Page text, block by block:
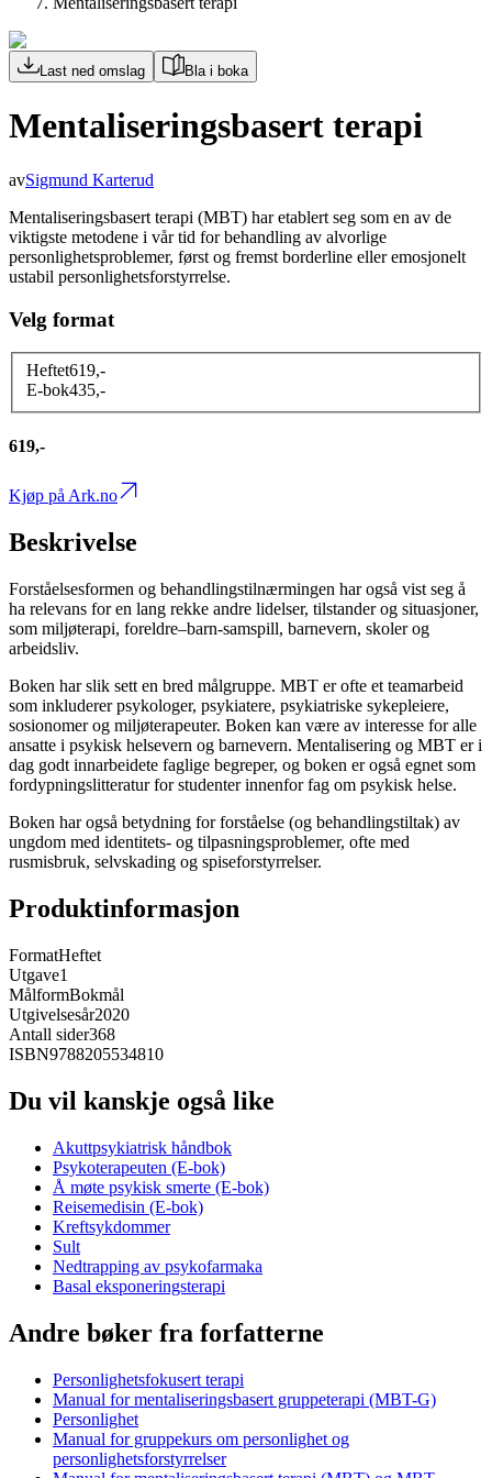
Last ned omslag Bla i boka
Mentaliseringsbasert terapi
avSigmund Karterud
Mentaliseringsbasert terapi (MBT) har etablert seg som en av de
viktigste metodene i vår tid for behandling av alvorlige
personlighetsproblemer, først og fremst borderline eller emosjonelt
ustabil personlighetsforstyrrelse.
Velg format
Heftet619,-
E-bok435,-
619,-
Kjøp på Ark.no
Beskrivelse
Forståelsesformen og behandlingstilnærmingen har også vist seg å
ha relevans for en lang rekke andre lidelser, tilstander og situasjoner,
som miljøterapi, foreldre–barn-samspill, barnevern, skoler og
arbeidsliv.
Boken har slik sett en bred målgruppe. MBT er ofte et teamarbeid
som inkluderer psykologer, psykiatere, psykiatriske sykepleiere,
sosionomer og miljøterapeuter. Boken kan være av interesse for alle
ansatte i psykisk helsevern og barnevern. Mentalisering og MBT er i
dag godt innarbeidete faglige begreper, og boken er også egnet som
fordypningslitteratur for studenter innenfor fag om psykisk helse.
Boken har også betydning for forståelse (og behandlingstiltak) av
ungdom med identitets- og tilpasningsproblemer, ofte med
rusmisbruk, selvskading og spiseforstyrrelser.
Produktinformasjon
FormatHeftet
Utgave1
MålformBokmål
Utgivelsesår2020
Antall sider368
ISBN9788205534810
Du vil kanskje også like
Akuttpsykiatrisk håndbok
Psykoterapeuten (E-bok)
Å møte psykisk smerte (E-bok)
Reisemedisin (E-bok)
Kreftsykdommer
Sult
Nedtrapping av psykofarmaka
Basal eksponeringsterapi
Andre bøker fra forfatterne
Personlighetsfokusert terapi
Manual for mentaliseringsbasert gruppeterapi (MBT-G)
Personlighet
Manual for gruppekurs om personlighet og
personlighetsforstyrrelser